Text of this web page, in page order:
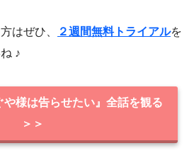
はぜひ、 ２週間無料トライアルを
♪
様は告らせたい』全話を観る
＞＞